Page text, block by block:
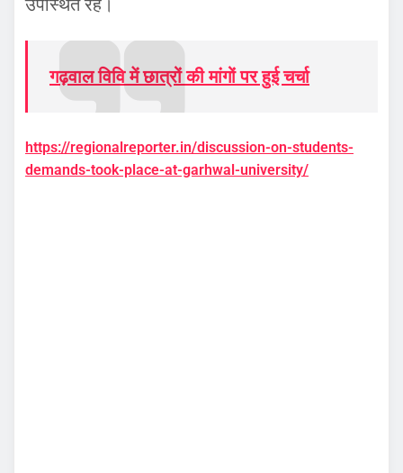
उपस्थित रहे।
गढ़वाल विवि में छात्रों की मांगों पर हुई चर्चा
https://regionalreporter.in/discussion-on-students-
demands-took-place-at-garhwal-university/